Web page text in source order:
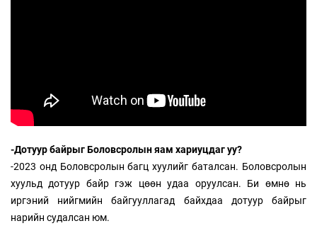
-Дотуур байрыг Боловсролын яам хариуцдаг уу?
-2023 онд Боловсролын багц хуулийг баталсан. Боловсролын
хуульд дотуур байр гэж цөөн удаа оруулсан. Би өмнө нь
иргэний нийгмийн байгууллагад байхдаа дотуур байрыг
нарийн судалсан юм.